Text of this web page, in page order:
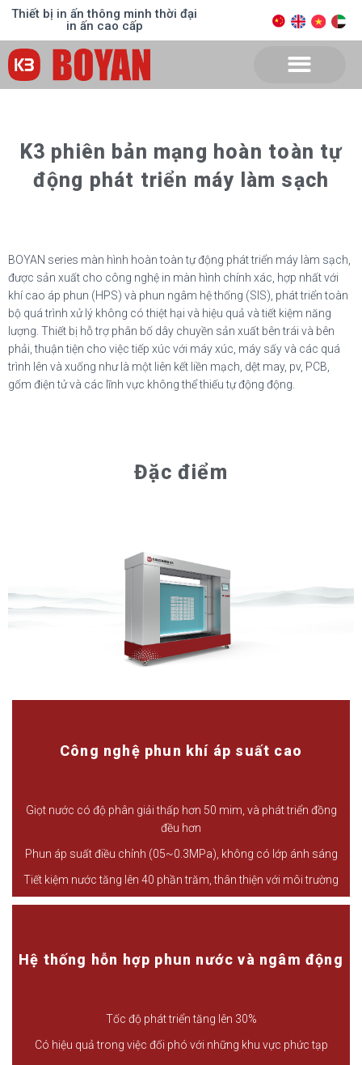
Thiết bị in ấn thông minh thời đại
in ấn cao cấp
K3 phiên bản mạng hoàn toàn tự
động phát triển máy làm sạch
BOYAN series màn hình hoàn toàn tự động phát triển máy làm sạch,
được sản xuất cho công nghệ in màn hình chính xác, hợp nhất với
khí cao áp phun (HPS) và phun ngâm hệ thống (SIS), phát triển toàn
bộ quá trình xử lý không có thiệt hại và hiệu quả và tiết kiệm năng
lượng. Thiết bị hỗ trợ phân bố dây chuyền sản xuất bên trái và bên
phải, thuận tiện cho việc tiếp xúc với máy xúc, máy sấy và các quá
trình lên và xuống như là một liên kết liền mạch, dệt may, pv, PCB,
gốm điện tử và các lĩnh vực không thể thiếu tự động động.
Đặc điểm
Công nghệ phun khí áp suất cao
Giọt nước có độ phân giải thấp hơn 50 mim, và phát triển đồng
đều hơn
Phun áp suất điều chỉnh (05~0.3MPa), không có lớp ánh sáng
Tiết kiệm nước tăng lên 40 phần trăm, thân thiện với môi trường
Hệ thống hỗn hợp phun nước và ngâm động
Tốc độ phát triển tăng lên 30%
Có hiệu quả trong việc đối phó với những khu vực phức tạp